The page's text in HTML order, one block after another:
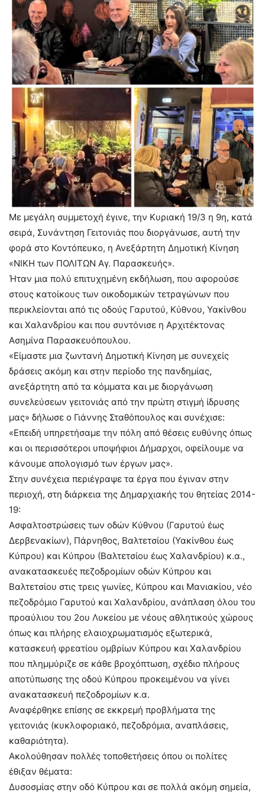
Με μεγάλη συμμετοχή έγινε, την Κυριακή 19/3 η 9η, κατά
σειρά, Συνάντηση Γειτονιάς που διοργάνωσε, αυτή την
φορά στο Κοντόπευκο, η Ανεξάρτητη Δημοτική Κίνηση
«ΝΙΚΗ των ΠΟΛΙΤΩΝ Αγ. Παρασκευής».
Ήταν μια πολύ επιτυχημένη εκδήλωση, που αφορούσε
στους κατοίκους των οικοδομικών τετραγώνων που
περικλείονται από τις οδούς Γαρυτού, Κύθνου, Υακίνθου
και Χαλανδρίου και που συντόνισε η Αρχιτέκτονας
Ασημίνα Παρασκευόπουλου.
«Είμαστε μια ζωντανή Δημοτική Κίνηση με συνεχείς
δράσεις ακόμη και στην περίοδο της πανδημίας,
ανεξάρτητη από τα κόμματα και με διοργάνωση
συνελεύσεων γειτονιάς από την πρώτη στιγμή ίδρυσης
μας» δήλωσε ο Γιάννης Σταθόπουλος και συνέχισε:
«Επειδή υπηρετήσαμε την πόλη από θέσεις ευθύνης όπως
και οι περισσότεροι υποψήφιοι Δήμαρχοι, οφείλουμε να
κάνουμε απολογισμό των έργων μας».
Στην συνέχεια περιέγραψε τα έργα που έγιναν στην
περιοχή, στη διάρκεια της Δημαρχιακής του θητείας 2014-
19:
Ασφαλτοστρώσεις των οδών Κύθνου (Γαρυτού έως
Δερβενακίων), Πάρνηθος, Βαλτετσίου (Υακίνθου έως
Κύπρου) και Κύπρου (Βαλτετσίου έως Χαλανδρίου) κ.α.,
ανακατασκευές πεζοδρομίων οδών Κύπρου και
Βαλτετσίου στις τρεις γωνίες, Κύπρου και Μανιακίου, νέο
πεζοδρόμιο Γαρυτού και Χαλανδρίου, ανάπλαση όλου του
προαύλιου του 2ου Λυκείου με νέους αθλητικούς χώρους
όπως και πλήρης ελαιοχρωματισμός εξωτερικά,
κατασκευή φρεατίου ομβρίων Κύπρου και Χαλανδρίου
που πλημμύριζε σε κάθε βροχόπτωση, σχέδιο πλήρους
αποτύπωσης της οδού Κύπρου προκειμένου να γίνει
ανακατασκευή πεζοδρομίων κ.α.
Αναφέρθηκε επίσης σε εκκρεμή προβλήματα της
γειτονιάς (κυκλοφοριακό, πεζοδρόμια, αναπλάσεις,
καθαριότητα).
Ακολούθησαν πολλές τοποθετήσεις όπου οι πολίτες
έθιξαν θέματα:
Δυσοσμίας στην οδό Κύπρου και σε πολλά ακόμη σημεία,